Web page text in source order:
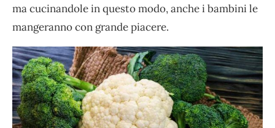
ma cucinandole in questo modo, anche i bambini le
mangeranno con grande piacere.